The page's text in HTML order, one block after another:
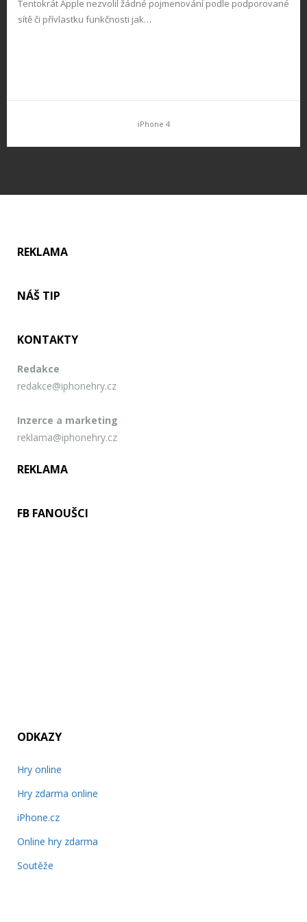
Tentokrát Apple nezvolil žádné pojmenování podle podporované
sítě či přívlastku funkčnosti jak…
iPhone 4
REKLAMA
NÁŠ TIP
KONTAKTY
Redakce
redakce@iphonehry.cz
Inzerce a marketing
reklama@iphonehry.cz
REKLAMA
FB FANOUŠCI
ODKAZY
Hry online
Hry zdarma online
iPhone.cz
Online hry zdarma
Soutěže